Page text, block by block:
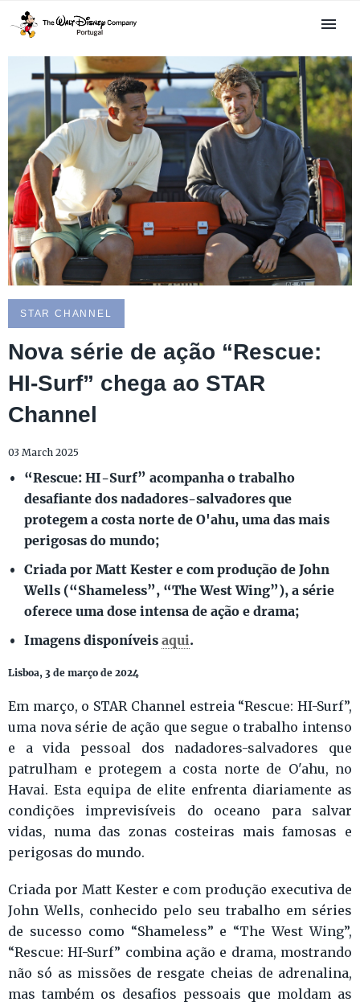
STAR CHANNEL
Nova série de ação “Rescue:
HI-Surf” chega ao STAR
Channel
03 March 2025
“Rescue: HI-Surf” acompanha o trabalho
desafiante dos nadadores-salvadores que
protegem a costa norte de O'ahu, uma das mais
perigosas do mundo;
Criada por Matt Kester e com produção de John
Wells (“Shameless”, “The West Wing”), a série
oferece uma dose intensa de ação e drama;
Imagens disponíveisaqui.
Lisboa, 3 de março de 2024
Em março, o STAR Channel estreia “Rescue: HI-Surf”,
uma nova série de ação que segue o trabalho intenso
e a vida pessoal dos nadadores-salvadores que
patrulham e protegem a costa norte de O'ahu, no
Havai. Esta equipa de elite enfrenta diariamente as
condições imprevisíveis do oceano para salvar
vidas, numa das zonas costeiras mais famosas e
perigosas do mundo.
Criada por Matt Kester e com produção executiva de
John Wells, conhecido pelo seu trabalho em séries
de sucesso como “Shameless” e “The West Wing”,
“Rescue: HI-Surf” combina ação e drama, mostrando
não só as missões de resgate cheias de adrenalina,
mas também os desafios pessoais que moldam as